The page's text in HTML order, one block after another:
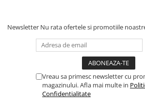
Conectori & mufe retea
Rack-uri & accesorii rack
Injectoare PoE
Newsletter Nu rata ofertele si promotiile
Vreau sa primesc newsletter cu
magazinului. Afla mai multe in
Confidentialitate